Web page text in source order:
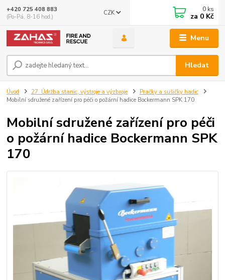
Menu
CZK
Hledat
+420 725 408 883
(Po-Pá, 8-16 hod.)
0 ks
za 0 Kč
Úvod 27. Údržba stanic, výstroje a výzbroje
Pračky a sušičky hadic
Mobilní sdružené zařízení pro péči o požární hadice Bockermann SPK 170
Mobilní sdružené zařízení pro péči
o požární hadice Bockermann SPK
170